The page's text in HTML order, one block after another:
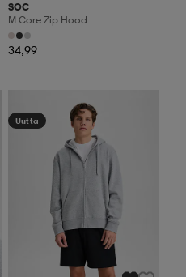
SOC
M Core Zip Hood
34,99
Uutta